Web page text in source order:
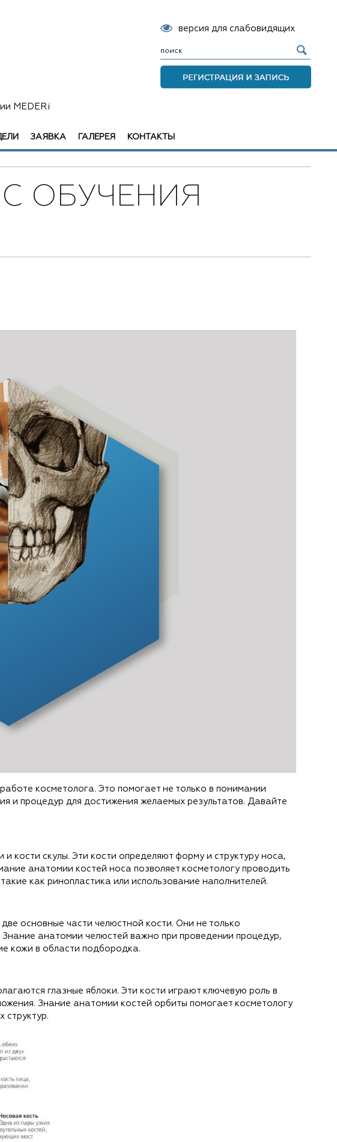
MEDERi
версия для слабовидящих
ЗАЯВКА ГАЛЕРЕЯ КОНТАКТЫ
ОБУЧЕНИЯ
косметолога. Это помогает не только в понимании
и процедур для достижения желаемых результатов. Давайте
кости скулы. Эти кости определяют форму и структуру носа,
анатомии костей носа позволяет косметологу проводить
как ринопластика или использование наполнителей.
основные части челюстной кости. Они не только
анатомии челюстей важно при проведении процедур,
кожи в области подбородка.
глазные яблоки. Эти кости играют ключевую роль в
Знание анатомии костей орбиты помогает косметологу
структур.